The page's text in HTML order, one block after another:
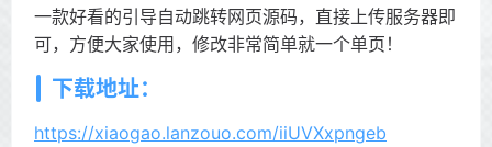
一款好看的引导自动跳转网页源码，直接上传服务器即
可，方便大家使用，修改非常简单就一个单页！
下载地址：
https://xiaogao.lanzouo.com/iiUVXxpngeb